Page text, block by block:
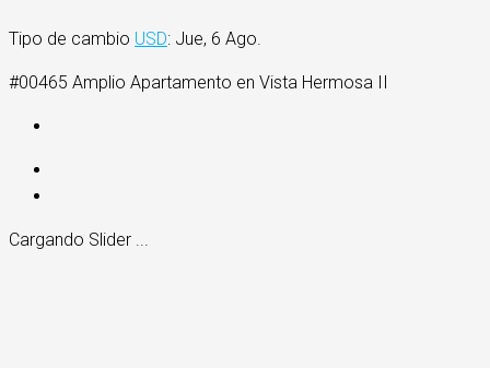
Tipo de cambio USD: Jue, 6 Ago.
#00465 Amplio Apartamento en Vista Hermosa II
Cargando Slider ...